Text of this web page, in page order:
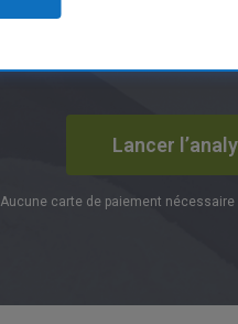
Lancer
Aucune carte de paiement